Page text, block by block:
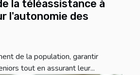
la téléassistance à
l'autonomie des
de la population, garantir
tout en assurant leur...